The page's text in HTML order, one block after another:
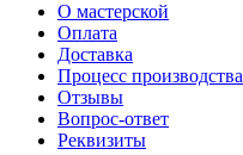
О мастерской
Оплата
Доставка
Процесс производства
Отзывы
Вопрос-ответ
Реквизиты